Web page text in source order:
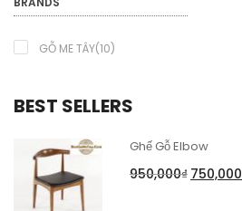
GỖ ME TÂY(10)
BEST SELLERS
Ghế Gỗ Elbow
950,000₫ 750,000